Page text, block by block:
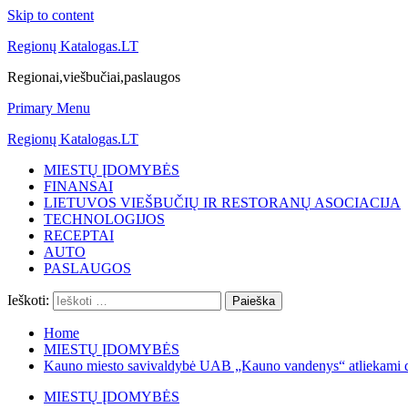
Skip to content
Regionų Katalogas.LT
Regionai,viešbučiai,paslaugos
Primary Menu
Regionų Katalogas.LT
MIESTŲ ĮDOMYBĖS
FINANSAI
LIETUVOS VIEŠBUČIŲ IR RESTORANŲ ASOCIACIJA
TECHNOLOGIJOS
RECEPTAI
AUTO
PASLAUGOS
Ieškoti:
Home
MIESTŲ ĮDOMYBĖS
Kauno miesto savivaldybė UAB „Kauno vandenys“ atliekami
MIESTŲ ĮDOMYBĖS